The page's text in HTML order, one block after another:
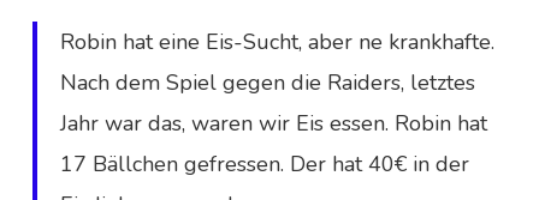
Robin hat eine Eis-Sucht, aber ne krankhafte.
Nach dem Spiel gegen die Raiders, letztes
Jahr war das, waren wir Eis essen. Robin hat
17 Bällchen gefressen. Der hat 40€ in der